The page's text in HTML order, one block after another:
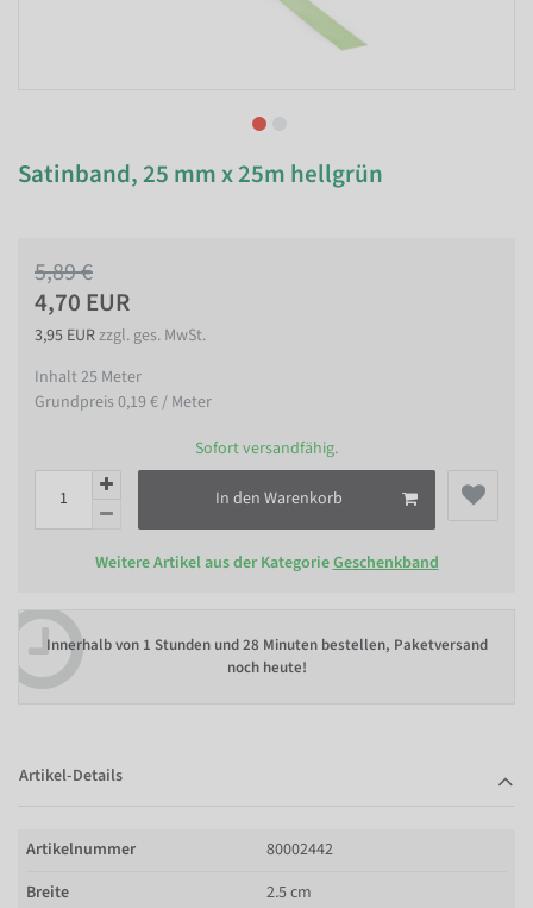
Satinband, 25 mm x 25m hellgrün
5,89 €
4,70 EUR
3,95 EURzzgl. ges. MwSt.
Inhalt25 Meter
Grundpreis0,19 € / Meter
Sofort versandfähig.
In den Warenkorb
Weitere Artikel aus der KategorieGeschenkband
Innerhalb von 1 Stunden und 28 Minuten bestellen, Paketversand
noch heute!
Artikel-Details
Artikelnummer
80002442
Breite
2.5 cm